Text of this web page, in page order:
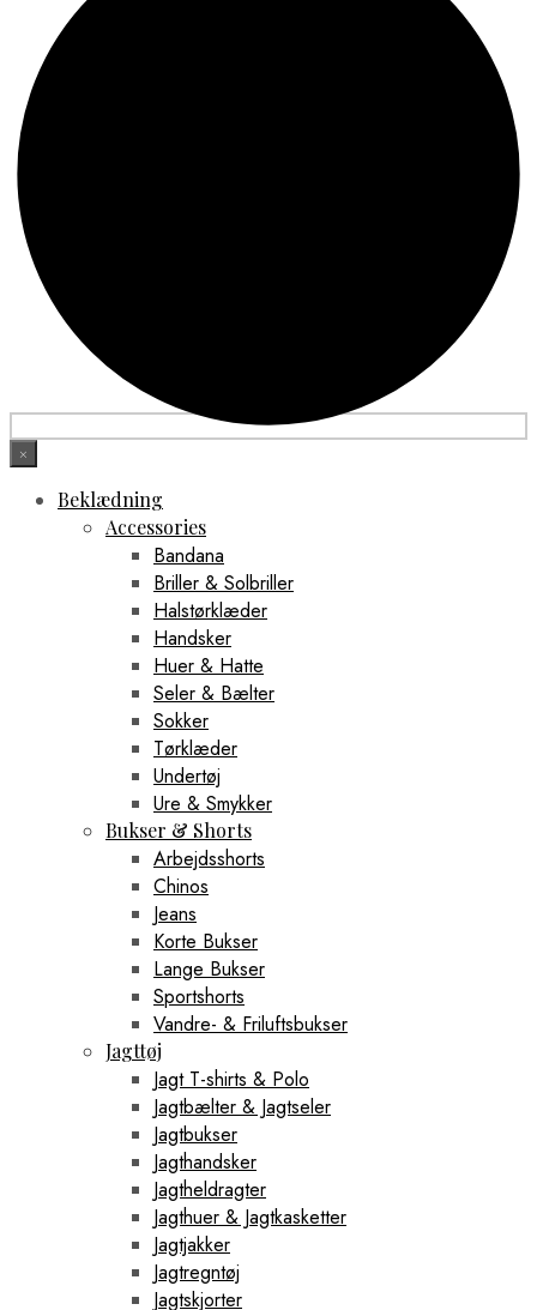
×
Beklædning
Accessories
Bandana
Briller & Solbriller
Halstørklæder
Handsker
Huer & Hatte
Seler & Bælter
Sokker
Tørklæder
Undertøj
Ure & Smykker
Bukser & Shorts
Arbejdsshorts
Chinos
Jeans
Korte Bukser
Lange Bukser
Sportshorts
Vandre- & Friluftsbukser
Jagttøj
Jagt T-shirts & Polo
Jagtbælter & Jagtseler
Jagtbukser
Jagthandsker
Jagtheldragter
Jagthuer & Jagtkasketter
Jagtjakker
Jagtregntøj
Jagtskjorter